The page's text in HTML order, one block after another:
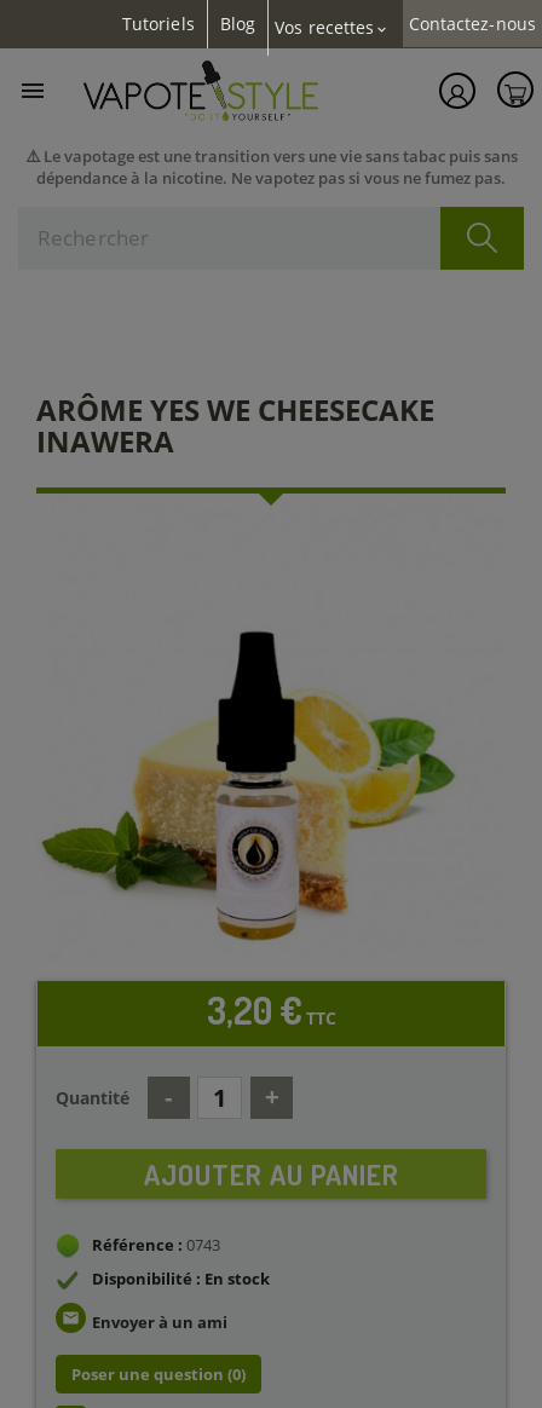
Tutoriels Blog Vos recettes expand_more Contactez-nous
⚠️ Le vapotage est une transition vers une vie sans tabac puis sans
dépendance à la nicotine. Ne vapotez pas si vous ne fumez pas.

ARÔME YES WE CHEESECAKE
INAWERA
3,20 € TTC
Quantité
AJOUTER AU PANIER
Référence : 0743
Disponibilité : En stock
email Envoyer à un ami
Poser une question (0)